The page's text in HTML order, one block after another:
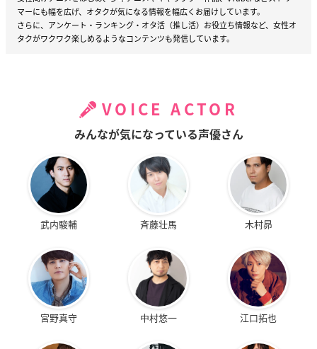
マーにも幅を広げ、オタクが気になる情報を幅広くお届けしています。
さらに、アンケート・ランキング・オタ活（推し活）お役立ち情報など、女性オ
タクがワクワク楽しめるようなコンテンツも発信しています。
VOICE ACTOR
みんなが気になっている声優さん
武内駿輔 斉藤壮馬 木村昴
宮野真守 中村悠一 江口拓也